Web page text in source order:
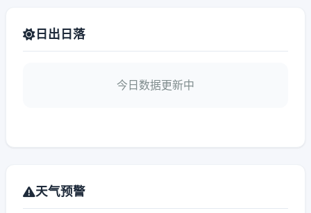
日出日落
今日数据更新中
天气预警